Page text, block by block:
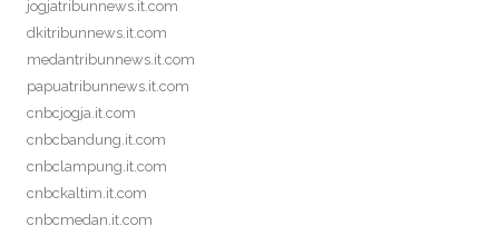
jogjatribunnews.it.com
dkitribunnews.it.com
medantribunnews.it.com
papuatribunnews.it.com
cnbcjogja.it.com
cnbcbandung.it.com
cnbclampung.it.com
cnbckaltim.it.com
cnbcmedan.it.com